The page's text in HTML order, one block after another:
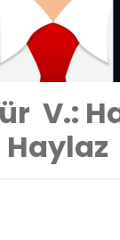
V.:
Haylaz